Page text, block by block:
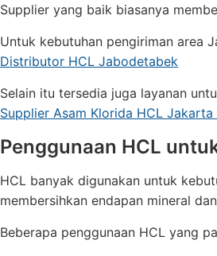
Supplier yang baik biasanya
Untuk kebutuhan pengiriman area
Distributor HCL Jabodetabek
Selain itu tersedia juga layanan
Supplier Asam Klorida HCL
Penggunaan HCL
HCL banyak digunakan untuk
membersihkan endapan mineral
Beberapa penggunaan HCL yang